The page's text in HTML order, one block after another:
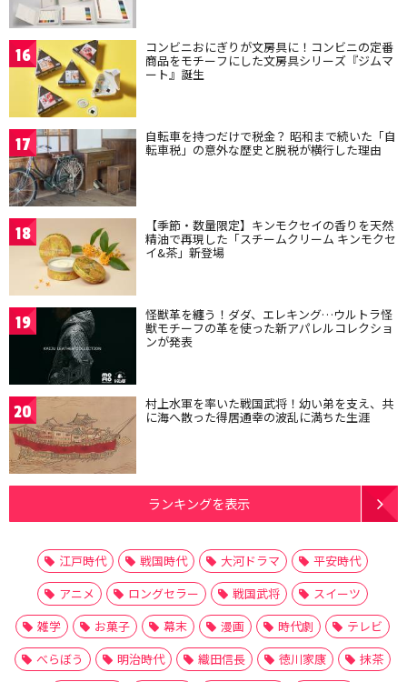
16 コンビニおにぎりが文房具に！コンビニの定番
商品をモチーフにした文房具シリーズ『ジムマ
ート』誕生
17 自転車を持つだけで税金？ 昭和まで続いた「自
転車税」の意外な歴史と脱税が横行した理由
18 【季節・数量限定】キンモクセイの香りを天然
精油で再現した「スチームクリーム キンモクセ
イ&茶」新登場
19 怪獣革を纏う！ダダ、エレキング…ウルトラ怪
獣モチーフの革を使った新アパレルコレクショ
ンが発表
20 村上水軍を率いた戦国武将！幼い弟を支え、共
に海へ散った得居通幸の波乱に満ちた生涯
ランキングを表示
江戸時代 戦国時代 大河ドラマ
平安時代
アニメ
ロングセラー 戦国武将
スイーツ
雑学
お菓子 幕末 漫画 時代劇
テレビ
べらぼう
明治時代 織田信長 徳川家康
抹茶